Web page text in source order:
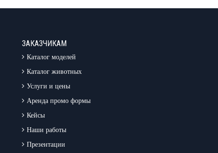
ЗАКАЗЧИКАМ
Каталог моделей
Каталог животных
Услуги и цены
Аренда промо формы
Кейсы
Наши работы
Презентации